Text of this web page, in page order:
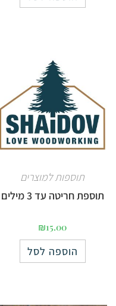
תוספות למוצרים
תוספת חריטה עד 3 מילים
₪15.00
הוספה לסל